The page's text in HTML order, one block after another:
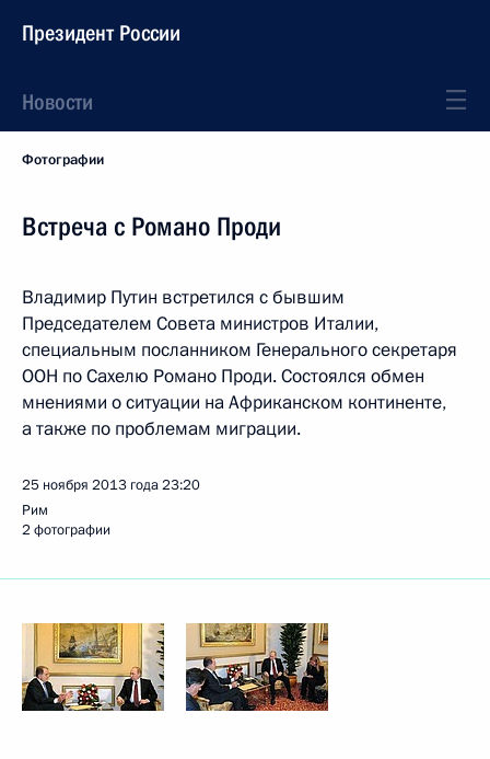
Президент России
Новости
Фотографии
Встреча с Романо Проди
Владимир Путин встретился с бывшим
Председателем Совета министров Италии,
специальным посланником Генерального секретаря
ООН по Сахелю Романо Проди. Состоялся обмен
мнениями о ситуации на Африканском континенте,
а также по проблемам миграции.
25 ноября 2013 года23:20
Рим
2 фотографии